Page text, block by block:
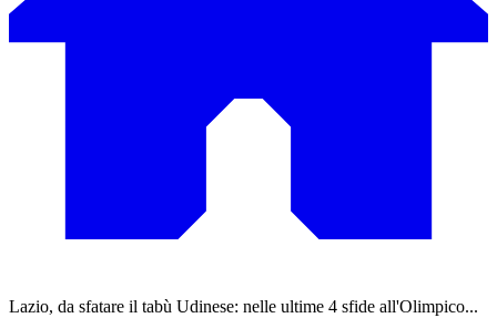
Lazio, da sfatare il tabù Udinese: nelle ultime 4 sfide all'Olimpico...